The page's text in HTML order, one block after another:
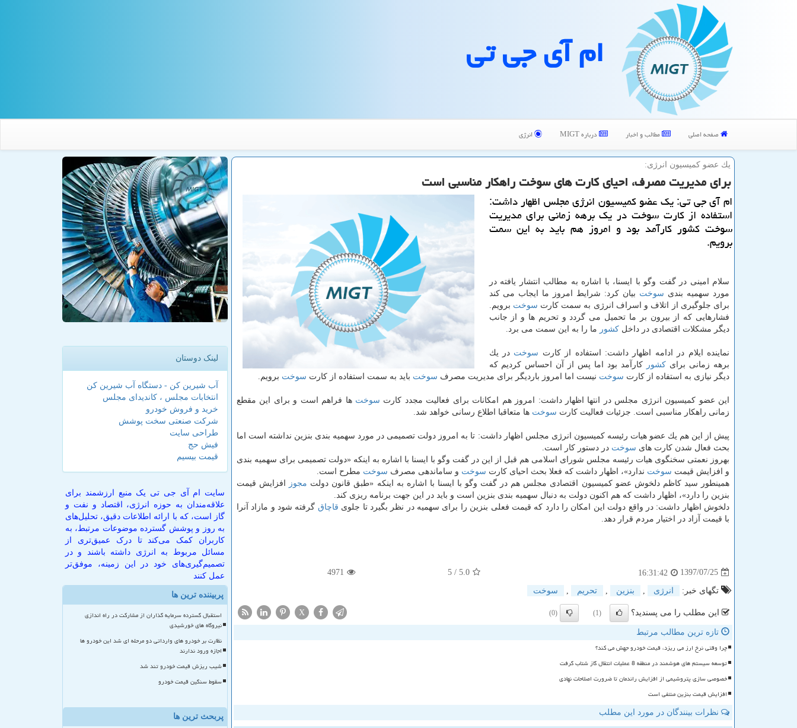
ام آی جی تی
صفحه اصلی مطالب و اخبار درباره MIGT انرژی
یك عضو كمیسیون انرژی:
برای مدیریت مصرف، احیای كارت های سوخت راهكار مناسبی است
ام آی جی تی: یك عضو كمیسیون انرژی مجلس اظهار داشت:
استفاده از كارت سوخت در یك برهه زمانی برای مدیریت
سوخت كشور كارآمد بود و امروز هم باید به این سمت
برویم.
سلام امینی در گفت وگو با ایسنا، با اشاره به مطالب انتشار یافته در
مورد سهمیه بندی سوخت بیان كرد: شرایط امروز ما ایجاب می كند
برای جلوگیری از اتلاف و اسراف انرژی به سمت كارت سوخت برویم.
فشارهایی كه از بیرون بر ما تحمیل می گردد و تحریم ها و از جانب
دیگر مشكلات اقتصادی در داخل كشور ما را به این سمت می برد.
نماینده ایلام در ادامه اظهار داشت: استفاده از كارت سوخت در یك
برهه زمانی برای كشور
كارآمد بود اما پس از آن احساس كردیم كه
دیگر نیازی به استفاده از كارت سوخت نیست اما امروز باردیگر برای مدیریت مصرف سوخت باید به سمت استفاده از كارت سوخت برویم.
این عضو كمیسیون انرژی مجلس در انتها اظهار داشت: امروز هم امكانات برای فعالیت مجدد كارت سوخت ها فراهم است و برای این مقطع
زمانی راهكار مناسبی است. جزئیات فعالیت كارت سوخت ها متعاقبا اطلاع رسانی خواهد شد.
پیش از این هم یك عضو هیات رئیسه كمیسیون انرژی مجلس اظهار داشت: تا به امروز دولت تصمیمی در مورد سهمیه بندی بنزین نداشته است اما
بحث فعال شدن كارت های سوخت در دستور كار است.
بهروز نعمتی سخنگوی هیات رئیسه مجلس شورای اسلامی هم قبل از این در گفت وگو با ایسنا با اشاره به اینكه «دولت تصمیمی برای سهمیه بندی
و افزایش قیمت سوخت ندارد»، اظهار داشت كه فعلا بحث احیای كارت سوخت و ساماندهی مصرف سوخت مطرح است.
همینطور سید كاظم دلخوش عضو كمیسیون اقتصادی مجلس هم در گفت وگو با ایسنا با اشاره به اینكه «طبق قانون دولت مجوز
افزایش قیمت
بنزین را دارد»، اظهار داشت كه هم اكنون دولت به دنبال سهمیه بندی بنزین است و باید در این جهت برنامه ریزی كند.
دلخوش اظهار داشت: در واقع دولت این امكان را دارد كه قیمت فعلی بنزین را برای سهمیه در نظر بگیرد تا جلوی قاچاق گرفته شود و مازاد آنرا
با قیمت آزاد در اختیار مردم قرار دهد.
1397/07/25
16:31:42
5.0
/ 5
4971
تگهای خبر: انرژی بنزین تحریم سوخت
این مطلب را می پسندید؟ (1)
(0)
X
تازه ترین مطالب مرتبط
چرا وقتی نرخ ارز می ریزد، قیمت خودرو جهش می کند؟
توسعه سیستم های هوشمند در منطقه 8 عملیات انتقال گاز شتاب گرفت
خصوصی سازی پتروشیمی از افزایش راندمان تا ضرورت اصلاحات نهادی
افزایش قیمت بنزین منتفی است
نظرات بینندگان در مورد این مطلب
لینک دوستان
آب شیرین کن - دستگاه آب شیرین کن
انتخابات مجلس ، کاندیدای مجلس
خرید و فروش خودرو
شرکت صنعتی سخت پوشش
طراحی سایت
فیش حج
قیمت بیسیم
سایت ام آی جی تی یک منبع ارزشمند برای
علاقه‌مندان به حوزه انرژی، اقتصاد و نفت و
گاز است، که با ارائه اطلاعات دقیق، تحلیل‌های
به روز و پوشش گسترده موضوعات مرتبط، به
کاربران کمک می‌کند تا درک عمیق‌تری از
مسائل مربوط به انرژی داشته باشند و در
تصمیم‌گیری‌های خود در این زمینه، موفق‌تر
عمل کنند
پربیننده ترین ها
استقبال گسترده سرمایه گذاران از مشارکت در راه اندازی
نیروگاه های خورشیدی
نظارت بر خودرو های وارداتی دو مرحله ای شد این خودرو ها
اجازه ورود ندارند
شیب ریزش قیمت خودرو تند شد
سقوط سنگین قیمت خودرو
پربحث ترین ها